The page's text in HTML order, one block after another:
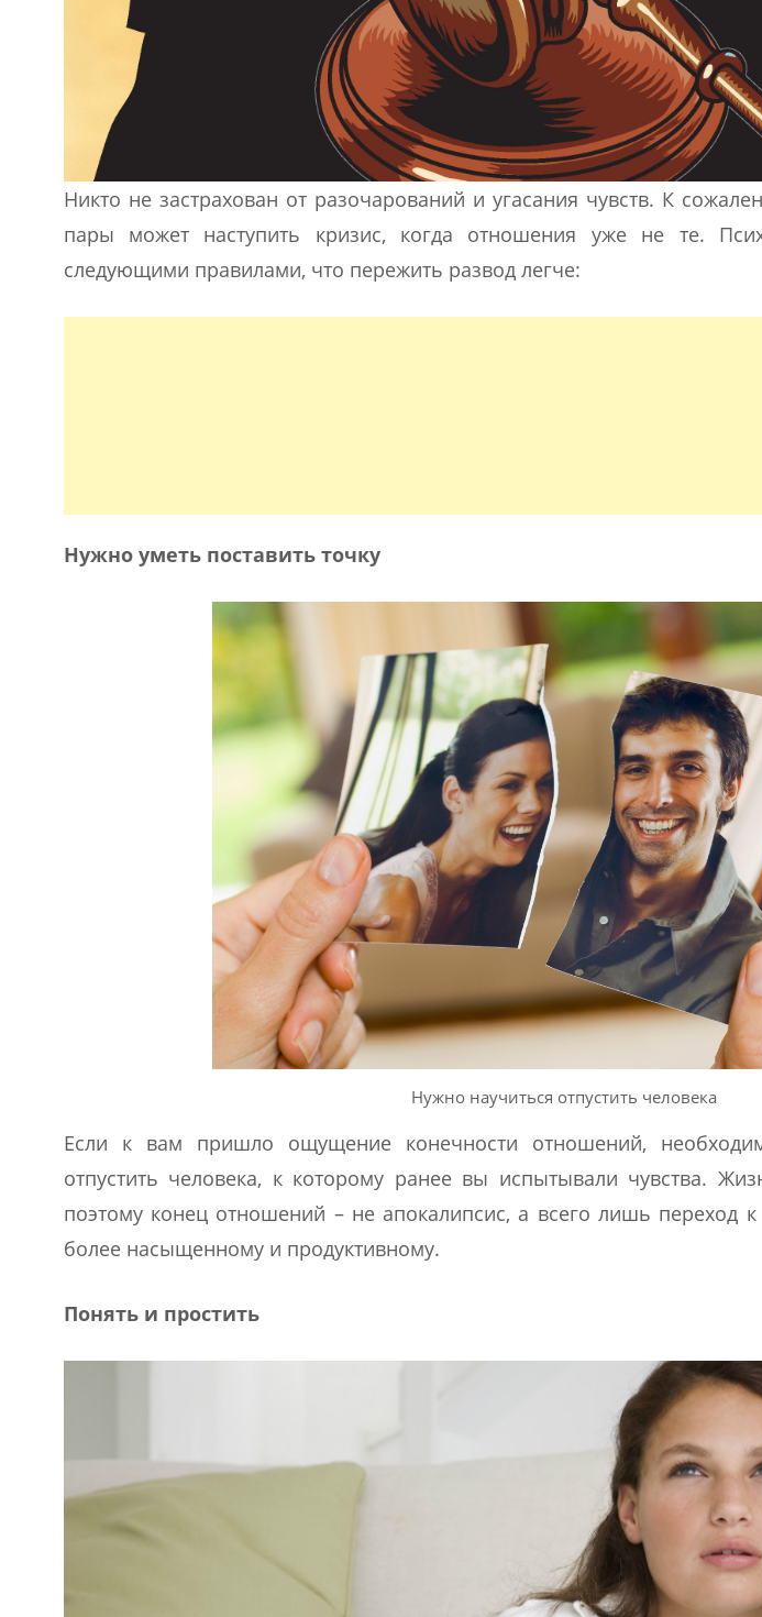
Никто не застрахован от разочарований и угасания чувств. К
пары может наступить кризис, когда отношения уже не те.
следующими правилами, что пережить развод легче:
Нужно уметь поставить точку
Нужно научиться отпустить человека
Если к вам пришло ощущение конечности отношений,
отпустить человека, к которому ранее вы испытывали чувства.
поэтому конец отношений – не апокалипсис, а всего лишь переход
более насыщенному и продуктивному.
Понять и простить